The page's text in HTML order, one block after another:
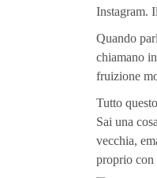
Instagram.
Quando
chiamano
fruizione
Tutto
Sai una
vecchia,
proprio con